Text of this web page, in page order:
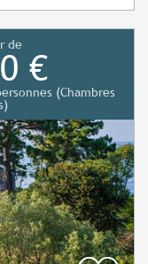
de
€
(Chambres